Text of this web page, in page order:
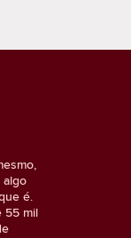
é.
55 mil